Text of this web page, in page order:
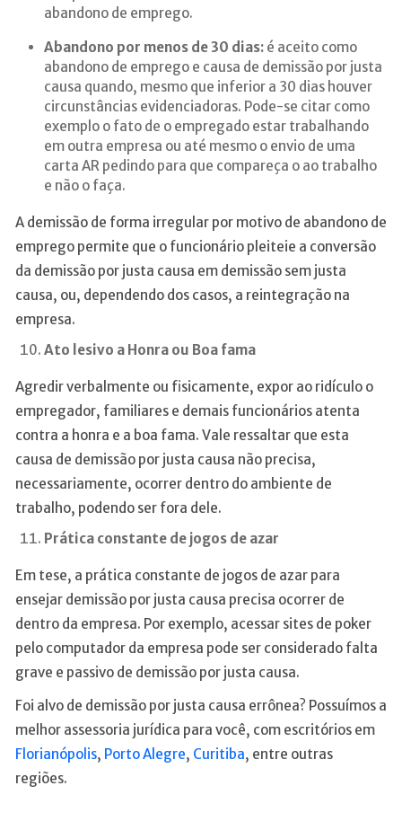
abandono de emprego.
Abandono por menos de 30 dias:é aceito como
abandono de emprego e causa de demissão por justa
causa quando, mesmo que inferior a 30 dias houver
circunstâncias evidenciadoras. Pode-se citar como
exemplo o fato de o empregado estar trabalhando
em outra empresa ou até mesmo o envio de uma
carta AR pedindo para que compareça o ao trabalho
e não o faça.
A demissão de forma irregular por motivo de abandono de
emprego permite que o funcionário pleiteie a conversão
da demissão por justa causa em demissão sem justa
causa, ou, dependendo dos casos, a reintegração na
empresa.
Ato lesivo a Honra ou Boa fama
Agredir verbalmente ou fisicamente, expor ao ridículo o
empregador, familiares e demais funcionários atenta
contra a honra e a boa fama. Vale ressaltar que esta
causa de demissão por justa causa não precisa,
necessariamente, ocorrer dentro do ambiente de
trabalho, podendo ser fora dele.
Prática constante de jogos de azar
Em tese, a prática constante de jogos de azar para
ensejar demissão por justa causa precisa ocorrer de
dentro da empresa. Por exemplo, acessar sites de poker
pelo computador da empresa pode ser considerado falta
grave e passivo de demissão por justa causa.
Foi alvo de demissão por justa causa errônea? Possuímos a
melhor assessoria jurídica para você, com escritórios em
Florianópolis, Porto Alegre, Curitiba, entre outras
regiões.